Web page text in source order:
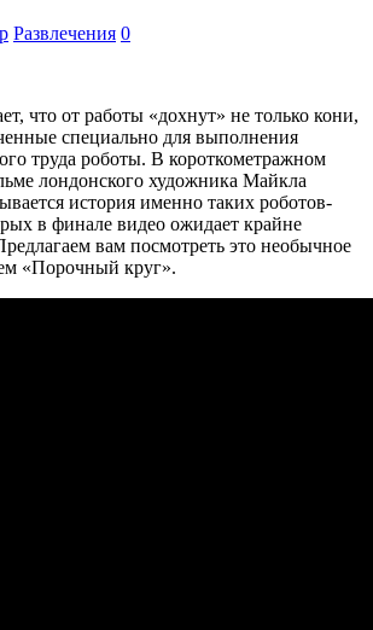
Развлечения 0
что от работы «дохнут» не только кони,
специально для выполнения
труда роботы. В короткометражном
лондонского художника Майкла
история именно таких роботов-
в финале видео ожидает крайне
вам посмотреть это необычное
«Порочный круг».